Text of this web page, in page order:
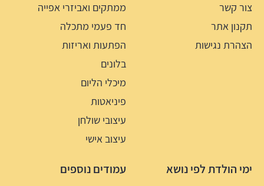
צור קשר
תקנון אתר
הצהרת נגישות
ממתקים ואביזרי אפייה
חד פעמי מתכלה
הפתעות ואריזות
בלונים
מיכלי הליום
פיניאטות
עיצובי שולחן
עיצוב אישי
ימי הולדת לפי נושא עמודים נוספים